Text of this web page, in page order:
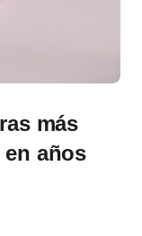
más
años